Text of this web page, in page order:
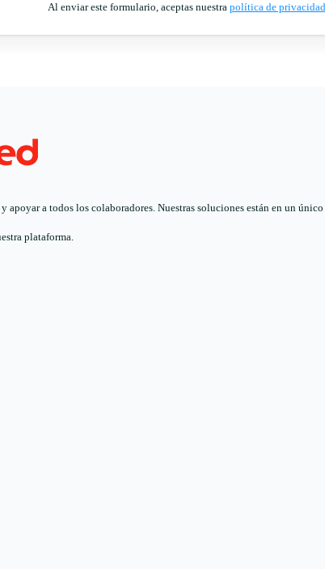
Al enviar este formulario, aceptas nuestra política de privacidad
apoyar a todos los colaboradores. Nuestras soluciones están en un
plataforma.